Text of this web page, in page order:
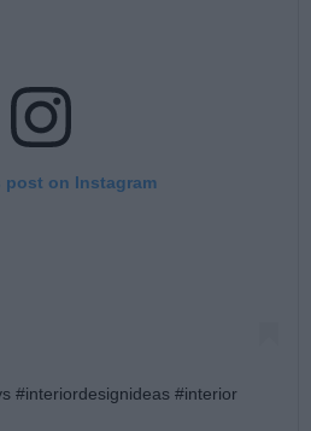
post on Instagram
#interiordesignideas #interior